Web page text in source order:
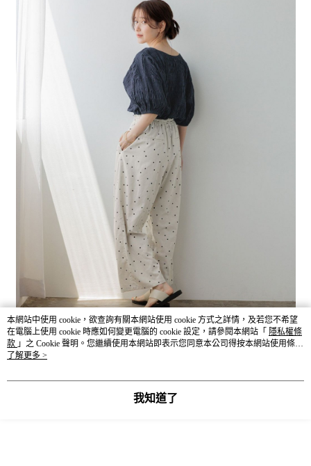
本網站中使用 cookie，欲查詢有關本網站使用 cookie 方式之詳情，及若您不希望
在電腦上使用 cookie 時應如何變更電腦的 cookie 設定，請參閱本網站「 隱私權條
款 」之 Cookie 聲明。您繼續使用本網站即表示您同意本公司得按本網站使用條款
之 Cookie 聲明使用 cookie。
了解更多 >
我知道了